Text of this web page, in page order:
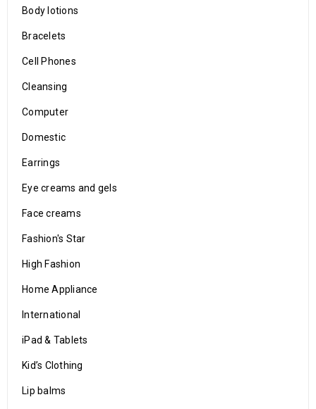
Body lotions
Bracelets
Cell Phones
Cleansing
Computer
Domestic
Earrings
Eye creams and gels
Face creams
Fashion's Star
High Fashion
Home Appliance
International
iPad & Tablets
Kid’s Clothing
Lip balms